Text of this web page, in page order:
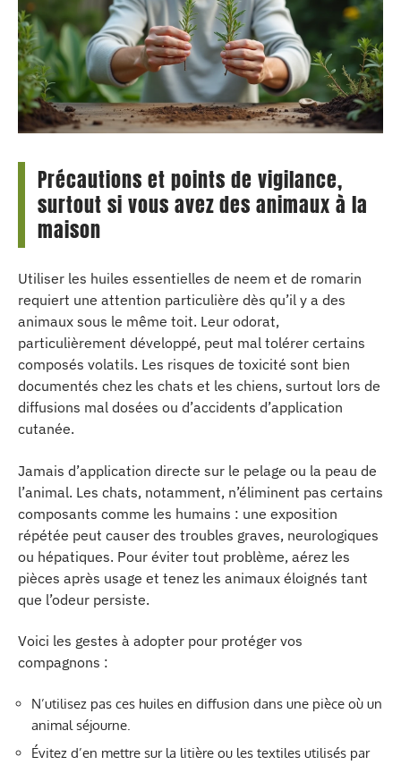
Précautions et points de vigilance,
surtout si vous avez des animaux à la
maison
Utiliser les huiles essentielles de neem et de romarin
requiert une attention particulière dès qu’il y a des
animaux sous le même toit. Leur odorat,
particulièrement développé, peut mal tolérer certains
composés volatils. Les risques de toxicité sont bien
documentés chez les chats et les chiens, surtout lors de
diffusions mal dosées ou d’accidents d’application
cutanée.
Jamais d’application directe sur le pelage ou la peau de
l’animal. Les chats, notamment, n’éliminent pas certains
composants comme les humains : une exposition
répétée peut causer des troubles graves, neurologiques
ou hépatiques. Pour éviter tout problème, aérez les
pièces après usage et tenez les animaux éloignés tant
que l’odeur persiste.
Voici les gestes à adopter pour protéger vos
compagnons :
N’utilisez pas ces huiles en diffusion dans une pièce où un
animal séjourne.
Évitez d’en mettre sur la litière ou les textiles utilisés par